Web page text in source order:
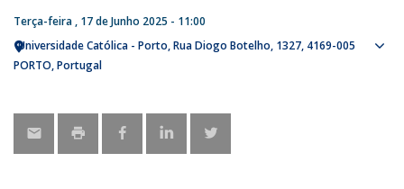
Terça-feira , 17 de Junho 2025 - 11:00
Universidade Católica - Porto Rua Diogo Botelho, 1327 4169-005
PORTO Portugal